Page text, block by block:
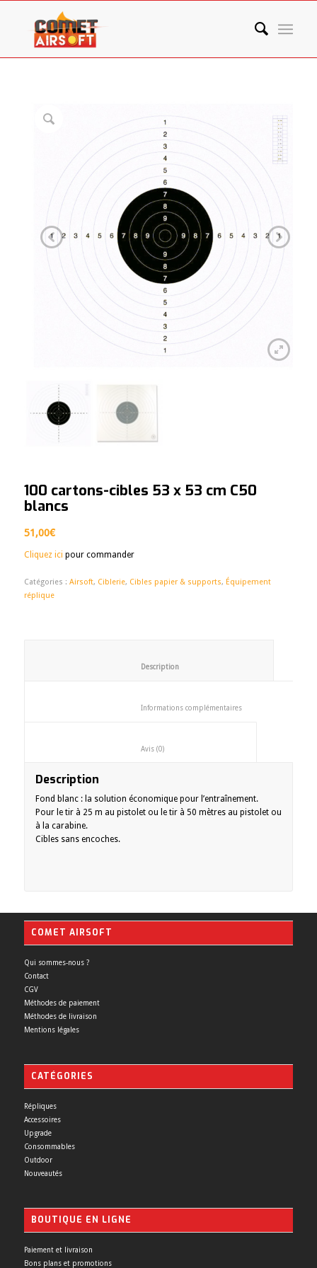
100 cartons-cibles 53 x 53 cm C50
blancs
51,00€
Cliquez ici pour commander
Catégories : Airsoft, Ciblerie, Cibles papier & supports, Équipement
réplique
						Description
Informations
						Avis (0)
Description
Fond blanc : la solution économique pour l’entraînement.
Pour le tir à 25 m au pistolet ou le tir à 50 mètres au pistolet ou
à la carabine.
Cibles sans encoches.
COMET AIRSOFT
Qui sommes-nous ?
Contact
CGV
Méthodes de paiement
Méthodes de livraison
Mentions légales
CATÉGORIES
Répliques
Accessoires
Upgrade
Consommables
Outdoor
Nouveautés
BOUTIQUE EN LIGNE
Paiement et livraison
Bons plans et promotions